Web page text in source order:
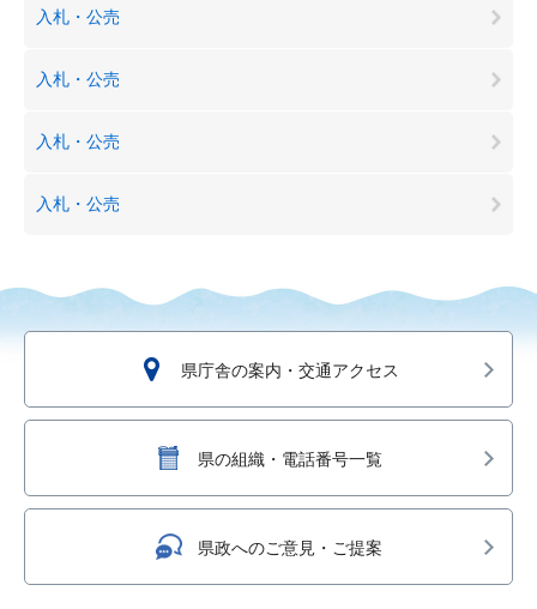
入札・公売
入札・公売
入札・公売
入札・公売
県庁舎の案内・交通アクセス
県の組織・電話番号一覧
県政へのご意見・ご提案